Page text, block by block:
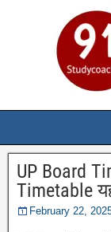
UP Board
Timetable
February 22,